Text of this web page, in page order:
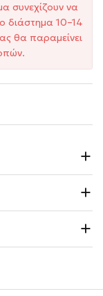
συνεχίζουν να
διάστημα 10–14
θα παραμείνει